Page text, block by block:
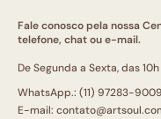
Fale conosco pela nossa
telefone, chat ou e-mail.
De Segunda a Sexta, das 10h
WhatsApp.: (11) 97283-9009
E-mail: